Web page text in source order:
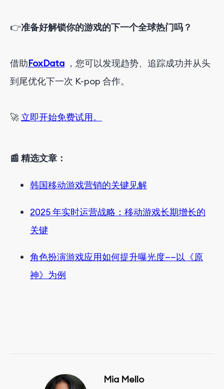
👉准备好解锁你的游戏的下一个全球热门吗？
借助FoxData ， 您可以发现趋势、追踪成功并从头
到尾优化下一次 K-pop 合作。
🚀 立即开始免费试用。
📰 精选文章：
韩国移动游戏营销的关键见解
2025 年实时运营战略：移动游戏长期增长的
关键
角色扮演游戏应用如何提升曝光度——以《原
神》为例
Mia Mello